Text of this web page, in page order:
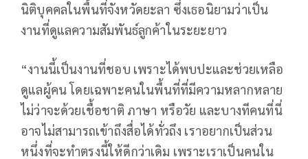
นิติบุคคลในพื้นที่จังหวัดยะลา ซึ่งเธอนิยามว่าเป็น
งานที่ดูแลความสัมพันธ์ลูกค้าในระยะยาว
“งานนี้เป็นงานที่ชอบ เพราะได้พบปะและช่วยเหลือ
ดูแลผู้คน โดยเฉพาะคนในพื้นที่ที่มีความหลากหลาย
ไม่ว่าจะด้วยเชื้อชาติ ภาษา หรือวัย และบางทีคนที่นี่
อาจไม่สามารถเข้าถึงสื่อได้ทั่วถึง เราอยากเป็นส่วน
หนึ่งที่จะทำตรงนี้ให้ดีกว่าเดิม เพราะเราเป็นคนใน